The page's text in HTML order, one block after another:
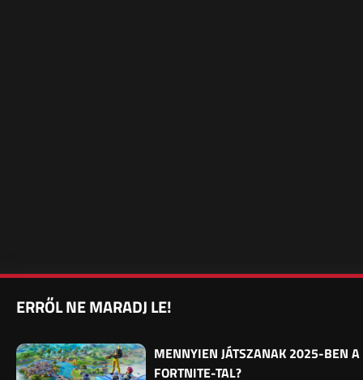
ERRŐL NE MARADJ LE!
MENNYIEN JÁTSZANAK 2025-BEN A
FORTNITE-TAL?